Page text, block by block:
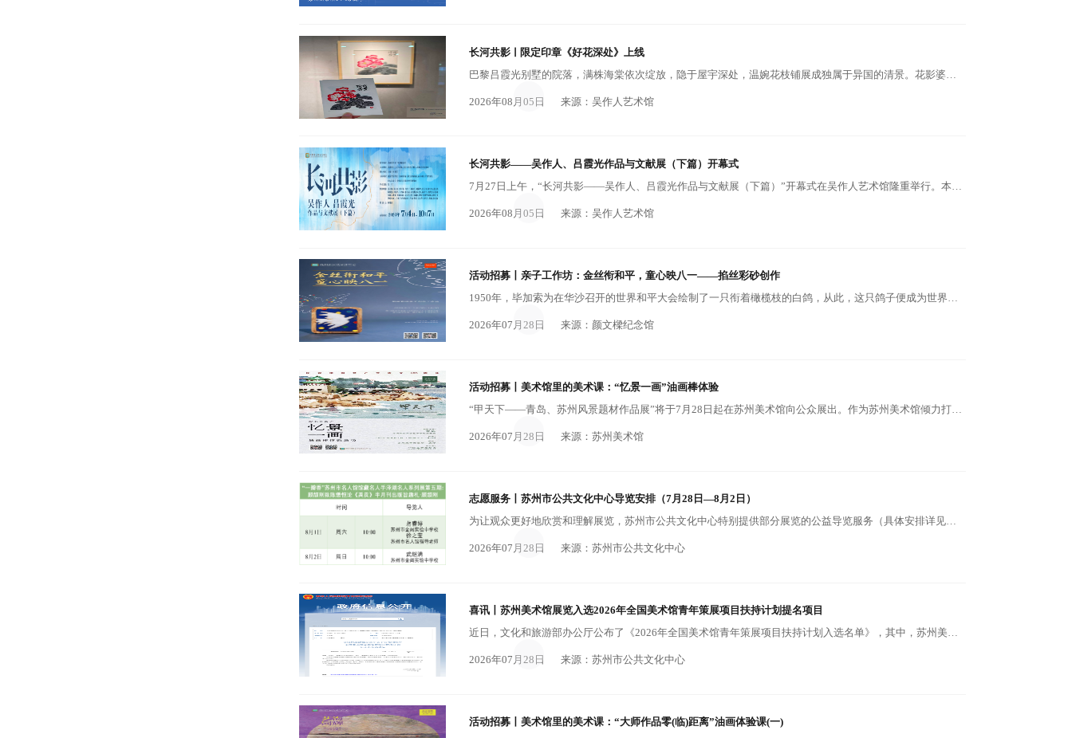
长河共影ￜ限定印章《好花深处》上线
2026年08月05日 来源：吴作人艺术馆
长河共影——吴作人、吕霞光作品与文献展（下篇）开幕式
7月27日上午，“长河共影——吴作人、吕霞光作品与文献展（下篇）”开幕式在吴作人艺术馆隆重举行。本次展览由苏州市公共文化中心、浙江美术馆、吴作人国际美术基金会联合主办。
2026年08月05日 来源：吴作人艺术馆
活动招募丨亲子工作坊：金丝衔和平，童心映八一——掐丝彩砂创作
1950年，毕加索为在华沙召开的世界和平大会绘制了一只衔着橄榄枝的白鸽，从此，这只鸽子便成为世界通用的和平语言。在东方，中国军人用热血守护的万家灯火，同样是和平最朴素的注脚。从毕加索的画笔到军人的钢枪，和平的意象跨越文化与国界，成为人类共同的守望。
2026年07月28日 来源：颜文樑纪念馆
活动招募丨美术馆里的美术课：“忆景一画”油画棒体验
“甲天下——青岛、苏州风景题材作品展”将于7月28日起在苏州美术馆向公众展出。作为苏州美术馆倾力打造的学术品牌展览，“甲天下”系列通过不同地域艺术的交流对话，展现多元文化风貌与深厚美学底蕴。本次展览汇集苏州美术馆、青岛市美术馆馆藏风景题材精品，以艺术礼赞锦绣山河，呈现青苏两地艺术的精彩对话。
2026年07月28日 来源：苏州美术馆
志愿服务丨苏州市公共文化中心导览安排（7月28日—8月2日）
为让观众更好地欣赏和理解展览，苏州市公共文化中心特别提供部分展览的公益导览服务（具体安排详见下表）。观众无需预约，相应时段到场即可聆听，观众可提前至相应场馆展厅入口处等候导览志愿者。
2026年07月28日 来源：苏州市公共文化中心
喜讯丨苏州美术馆展览入选2026年全国美术馆青年策展项目扶持计划提名项目
近日，文化和旅游部办公厅公布了《2026年全国美术馆青年策展项目扶持计划入选名单》，其中，苏州美术馆“江南知味——苏州美术馆馆藏作品展”（策展人：陶璟）成功入选提名项目。
2026年07月28日 来源：苏州市公共文化中心
活动招募丨美术馆里的美术课：“大师作品零(临)距离”油画体验课(一)